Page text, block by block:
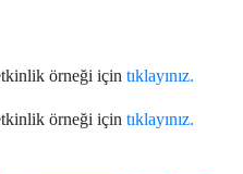
örneği için tıklayınız.
örneği için tıklayınız.